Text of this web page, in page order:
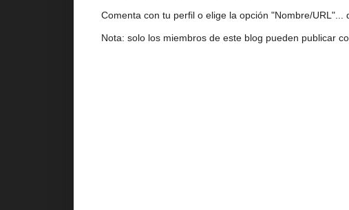
Comenta con tu perfil o elige la opción "Nombre/
Nota: solo los miembros de este blog pueden publicar